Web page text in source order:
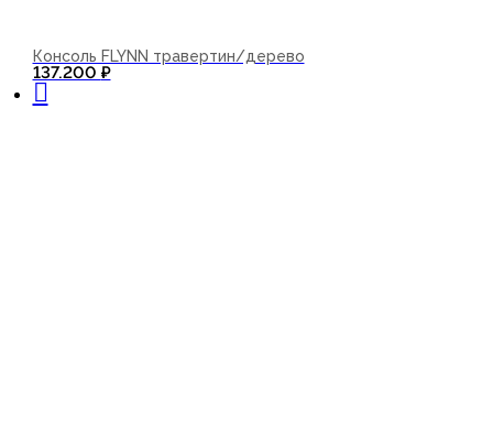
Консоль FLYNN травертин/дерево
137.200 ₽